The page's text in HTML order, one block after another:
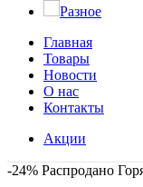
Разное
Главная
Товары
Новости
О нас
Контакты
Акции
-24% Распродано